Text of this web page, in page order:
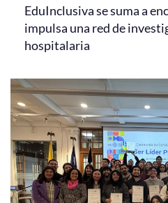
EduInclusiva se suma a
impulsa una red de
hospitalaria